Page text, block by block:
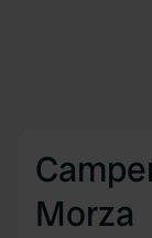
Morza